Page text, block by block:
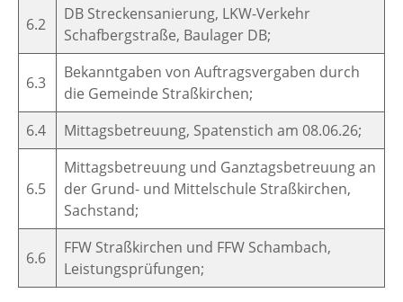
6.2
DB Streckensanierung, LKW-Verkehr
Schafbergstraße, Baulager DB;
6.3
Bekanntgaben von Auftragsvergaben durch
die Gemeinde Straßkirchen;
6.4
Mittagsbetreuung, Spatenstich am 08.06.26;
6.5
Mittagsbetreuung und Ganztagsbetreuung an
der Grund- und Mittelschule Straßkirchen,
Sachstand;
6.6
FFW Straßkirchen und FFW Schambach,
Leistungsprüfungen;